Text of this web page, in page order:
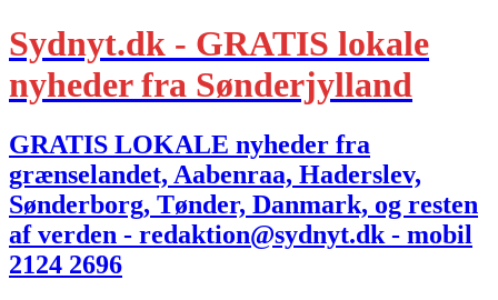
Sydnyt.dk - GRATIS lokale
nyheder fra Sønderjylland
GRATIS LOKALE nyheder fra
grænselandet, Aabenraa, Haderslev,
Sønderborg, Tønder, Danmark, og resten
af verden - redaktion@sydnyt.dk - mobil
2124 2696